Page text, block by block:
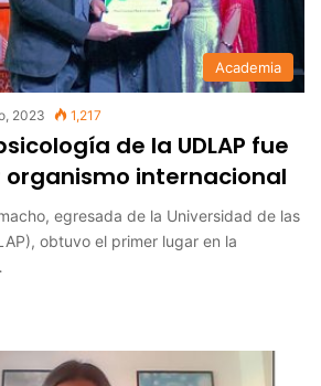
Academia
2023 1,217
de la UDLAP fue
internacional
egresada de la Universidad de las
obtuvo el primer lugar en la